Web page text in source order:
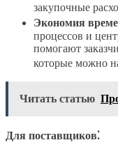
закупочные
Экономия
процессов и
помогают
которые можно
Читать статью
Для поставщиков⁚